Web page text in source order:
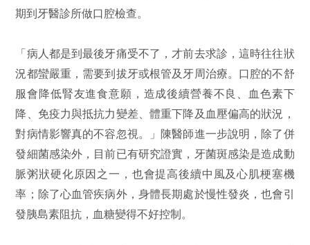
期到牙醫診所做口腔檢查。
「病人都是到最後牙痛受不了，才前去求診，這時往往狀
況都蠻嚴重，需要到拔牙或根管及牙周治療。口腔的不舒
服會降低腎友進食意願，造成後續營養不良、血色素下
降、免疫力與抵抗力變差、體重下降及血壓偏高的狀況，
對病情影響真的不容忽視。」陳醫師進一步說明，除了併
發細菌感染外，目前已有研究證實，牙菌斑感染是造成動
脈粥狀硬化原因之一，也會提高後續中風及心肌梗塞機
率；除了心血管疾病外，身體長期處於慢性發炎，也會引
發胰島素阻抗，血糖變得不好控制。